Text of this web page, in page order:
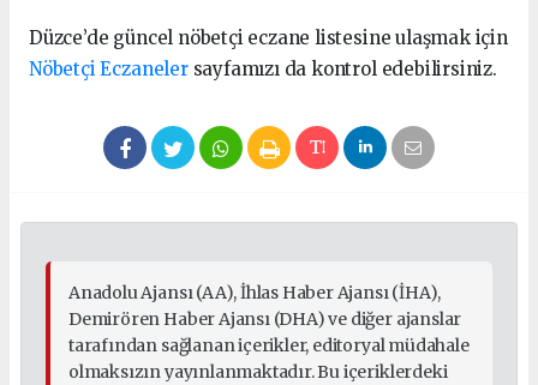
Düzce’de güncel nöbetçi eczane listesine ulaşmak için
Nöbetçi Eczanelersayfamızı da kontrol edebilirsiniz.
Anadolu Ajansı (AA), İhlas Haber Ajansı (İHA),
Demirören Haber Ajansı (DHA) ve diğer ajanslar
tarafından sağlanan içerikler, editoryal müdahale
olmaksızın yayınlanmaktadır. Bu içeriklerdeki